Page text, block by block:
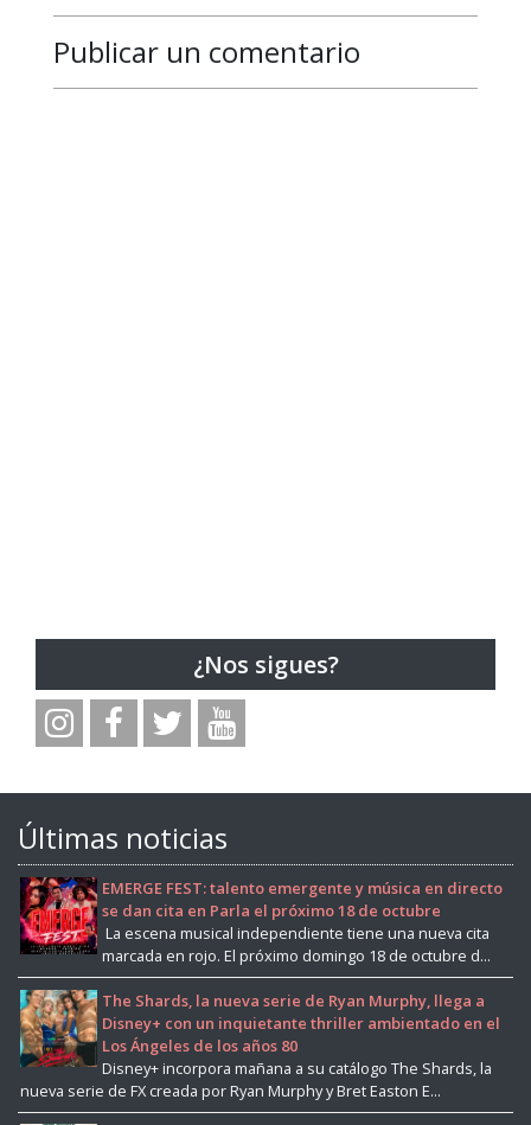
Publicar un comentario
¿Nos sigues?
Últimas noticias
EMERGE FEST: talento emergente y música en directo
se dan cita en Parla el próximo 18 de octubre
La escena musical independiente tiene una nueva cita
marcada en rojo. El próximo domingo 18 de octubre d...
The Shards, la nueva serie de Ryan Murphy, llega a
Disney+ con un inquietante thriller ambientado en el
Los Ángeles de los años 80
Disney+ incorpora mañana a su catálogo The Shards, la
nueva serie de FX creada por Ryan Murphy y Bret Easton E...